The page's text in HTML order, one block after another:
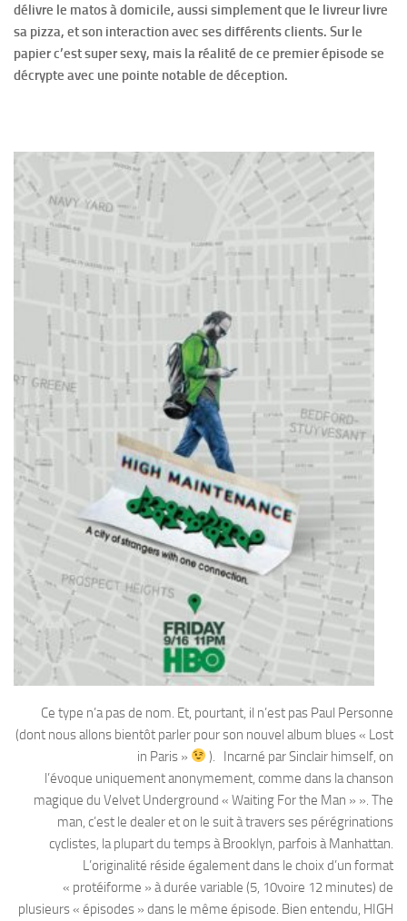
délivre le matos à domicile, aussi simplement que le livreur livre
sa pizza, et son interaction avec ses différents clients. Sur le
papier c’est super sexy, mais la réalité de ce premier épisode se
décrypte avec une pointe notable de déception.
Ce type n’a pas de nom. Et, pourtant, il n’est pas Paul Personne
(dont nous allons bientôt parler pour son nouvel album blues « Lost
in Paris »
). Incarné par Sinclair himself, on
l’évoque uniquement anonymement, comme dans la chanson
magique du Velvet Underground « Waiting For the Man » ». The
man, c’est le dealer et on le suit à travers ses pérégrinations
cyclistes, la plupart du temps à Brooklyn, parfois à Manhattan.
L’originalité réside également dans le choix d’un format
« protéiforme » à durée variable (5, 10voire 12 minutes) de
plusieurs « épisodes » dans le même épisode. Bien entendu, HIGH